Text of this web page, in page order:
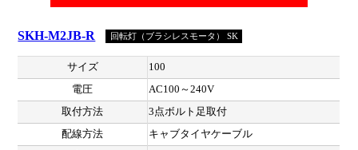
SKH-M2JB-R 回転灯（ブラシレスモータ） SK
サイズ
100
電圧
AC100～240V
取付方法
3点ボルト足取付
配線方法
キャブタイヤケーブル